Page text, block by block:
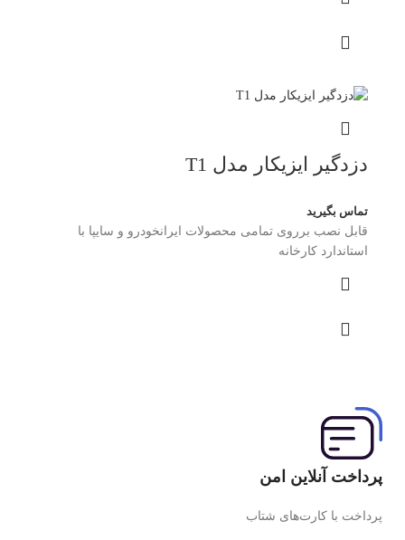
دزدگیر ایزیکار مدل T1
تماس بگیرید
قابل نصب برروی تمامی محصولات ایرانخودرو و سایپا با
استاندارد کارخانه
پرداخت آنلاین امن
پرداخت با کارت‌های شتاب